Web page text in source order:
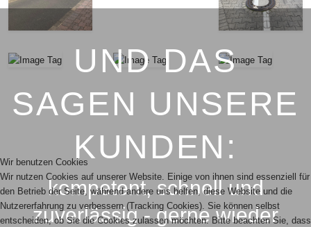
UND DAS
SAGEN UNSERE
KUNDEN:
kompetent, schnell und
zuverlässig - gerne wieder
Wir benutzen Cookies
Wir nutzen Cookies auf unserer Website. Einige von ihnen sind essenziell für
den Betrieb der Seite, während andere uns helfen, diese Website und die
Nutzererfahrung zu verbessern (Tracking Cookies). Sie können selbst
entscheiden, ob Sie die Cookies zulassen möchten. Bitte beachten Sie, dass